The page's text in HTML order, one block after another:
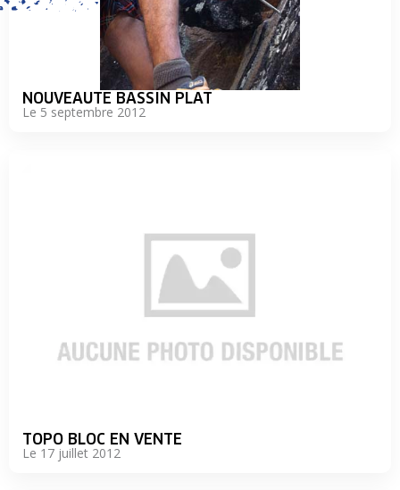
NOUVEAUTE BASSIN PLAT
Le 5 septembre 2012
TOPO BLOC EN VENTE
Le 17 juillet 2012